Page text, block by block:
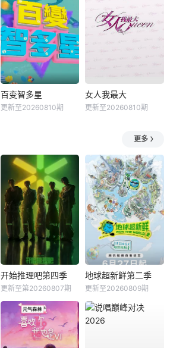
百变智多星
更新至20260810期
女人我最大
更新至20260810期
更多
开始推理吧第四季
更新至第20260807期
地球超新鲜第二季
更新至20260809期